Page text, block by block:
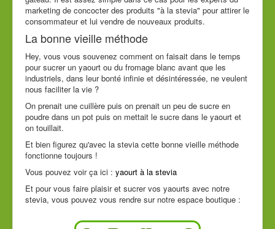
marketing de concocter des produits "à la stevia" pour attirer le
consommateur et lui vendre de nouveaux produits.
La bonne vieille méthode
Hey, vous vous souvenez comment on faisait dans le temps
pour sucrer un yaourt ou du fromage blanc avant que les
industriels, dans leur bonté infinie et désintéressée, ne veulent
nous faciliter la vie ?
On prenait une cuillère puis on prenait un peu de sucre en
poudre dans un pot puis on mettait le sucre dans le yaourt et
on touillait.
Et bien figurez qu'avec la stevia cette bonne vieille méthode
fonctionne toujours !
Vous pouvez voir ça ici : yaourt à la stevia
Et pour vous faire plaisir et sucrer vos yaourts avec notre
stevia, vous pouvez vous rendre sur notre espace boutique :